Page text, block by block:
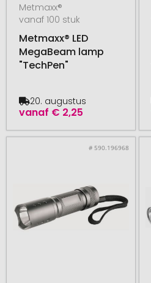
Metmaxx®
vanaf 100 stuk
Metmaxx® LED
MegaBeam lamp
"TechPen"
vanaf € 2,25
20. augustus
# 590.196968